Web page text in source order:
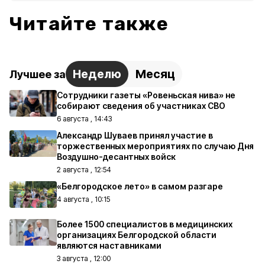
Читайте также
Лучшее за Неделю Месяц
Сотрудники газеты «Ровеньская нива» не
собирают сведения об участниках СВО
6 августа , 14:43
Александр Шуваев принял участие в
торжественных мероприятиях по случаю Дня
Воздушно-десантных войск
2 августа , 12:54
«Белгородское лето» в самом разгаре
4 августа , 10:15
Более 1500 специалистов в медицинских
организациях Белгородской области
являются наставниками
3 августа , 12:00